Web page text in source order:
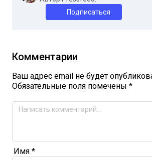
Подписаться
Комментарии
Ваш адрес email не будет
Обязательные поля помечены *
Имя *